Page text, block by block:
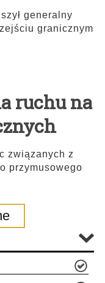
generalny
granicznym
ruchu na
związanych z
przymusowego